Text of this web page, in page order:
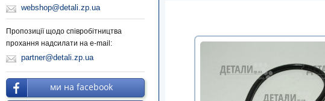
webshop@detali.zp.ua
Пропозиції щодо співробітництва
прохання надсилати на e-mail:
partner@detali.zp.ua
ми на facebook